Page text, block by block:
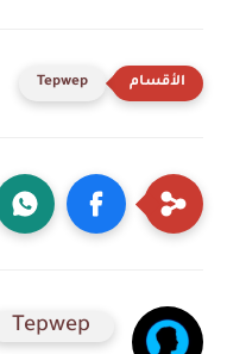
Tepwep
Tepwep